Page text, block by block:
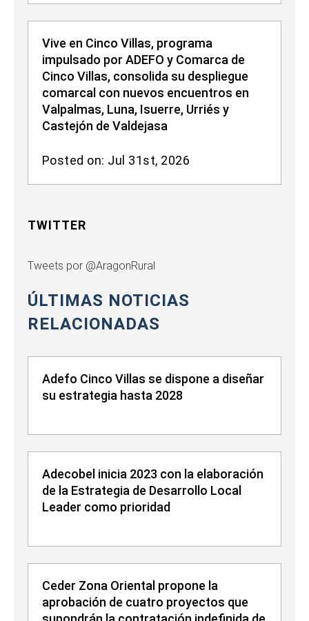
Vive en Cinco Villas, programa
impulsado por ADEFO y Comarca de
Cinco Villas, consolida su despliegue
comarcal con nuevos encuentros en
Valpalmas, Luna, Isuerre, Urriés y
Castejón de Valdejasa
Posted on: Jul 31st, 2026
TWITTER
Tweets por @AragonRural
ÚLTIMAS NOTICIAS
RELACIONADAS
Adefo Cinco Villas se dispone a diseñar
su estrategia hasta 2028
Adecobel inicia 2023 con la elaboración
de la Estrategia de Desarrollo Local
Leader como prioridad
Ceder Zona Oriental propone la
aprobación de cuatro proyectos que